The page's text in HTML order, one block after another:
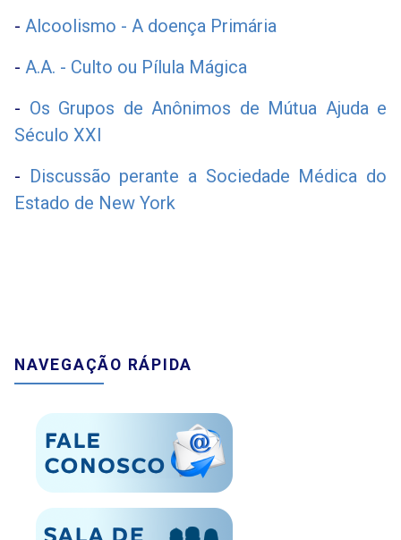
- Alcoolismo - A doença Primária
- A.A. - Culto ou Pílula Mágica
- Os Grupos de Anônimos de Mútua Ajuda e
Século XXI
- Discussão perante a Sociedade Médica do
Estado de New York
NAVEGAÇÃO RÁPIDA